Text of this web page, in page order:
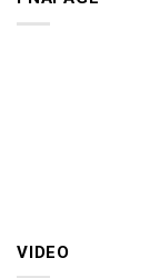
VIDEO